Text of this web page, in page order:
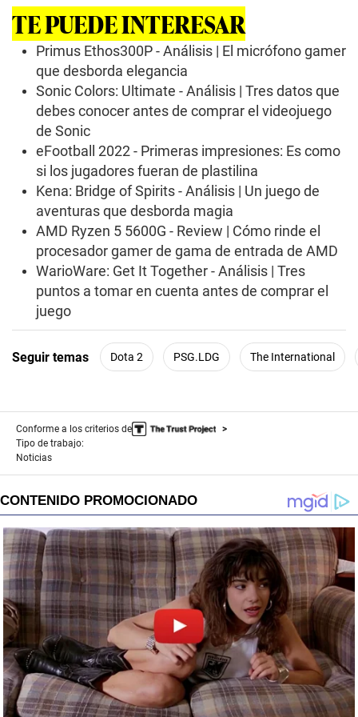
s
o
TE PUEDE INTERESAR
Primus Ethos300P - Análisis | El micrófono gamer
que desborda elegancia
Sonic Colors: Ultimate - Análisis | Tres datos que
debes conocer antes de comprar el videojuego
de Sonic
eFootball 2022 - Primeras impresiones: Es como
si los jugadores fueran de plastilina
Kena: Bridge of Spirits - Análisis | Un juego de
aventuras que desborda magia
AMD Ryzen 5 5600G - Review | Cómo rinde el
procesador gamer de gama de entrada de AMD
WarioWare: Get It Together - Análisis | Tres
puntos a tomar en cuenta antes de comprar el
juego
Seguir temas Dota 2 PSG.LDG The International
Conforme a los criterios de
Tipo de trabajo:
Noticias